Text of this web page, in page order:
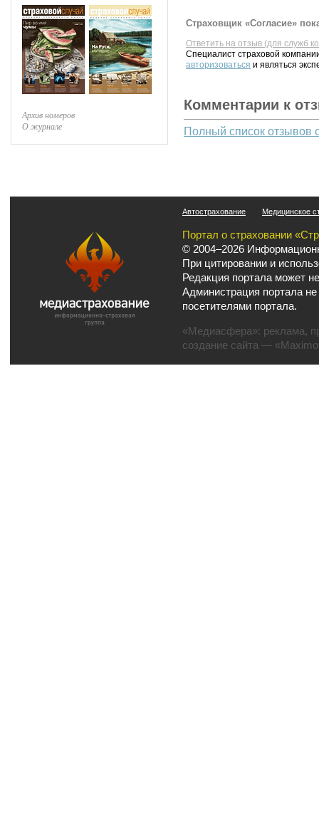
Архив номеров
О журнале
Страховщик «Согласие»
Ответить на отзыв (для служб
Специалист страховой
авторизоваться и являться
Комментарии к
Полный список отзывов
Автострахование Медицинское
Портал о страховании
© 2004–2026
При цитировании и
Редакция портала может
Администрация портала
посетителями портала.
«Медиасфера»: реклама,
создание сайта —